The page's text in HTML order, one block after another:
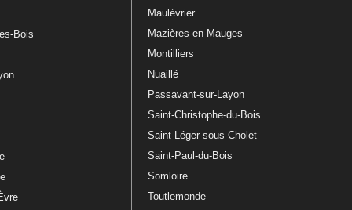
Bois
Maulévrier
Mazières-en-Mauges
Montilliers
Nuaillé
Passavant-sur-Layon
Saint-Christophe-du-Bois
Saint-Léger-sous-Cholet
Saint-Paul-du-Bois
Somloire
Toutlemonde